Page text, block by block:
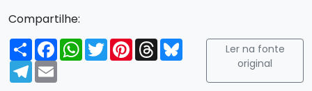
Compartilhe:
Compartilhar
FacebookWhatsApp
TwitterPinterest
ThreadsBluesky
Telegram
Email
Ler na fonte
original